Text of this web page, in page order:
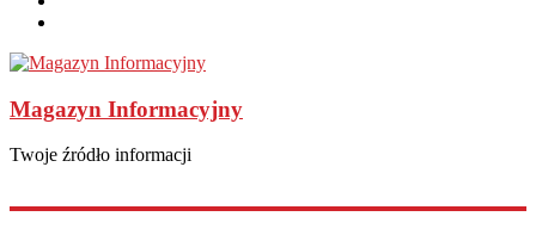
Magazyn Informacyjny
Twoje źródło informacji